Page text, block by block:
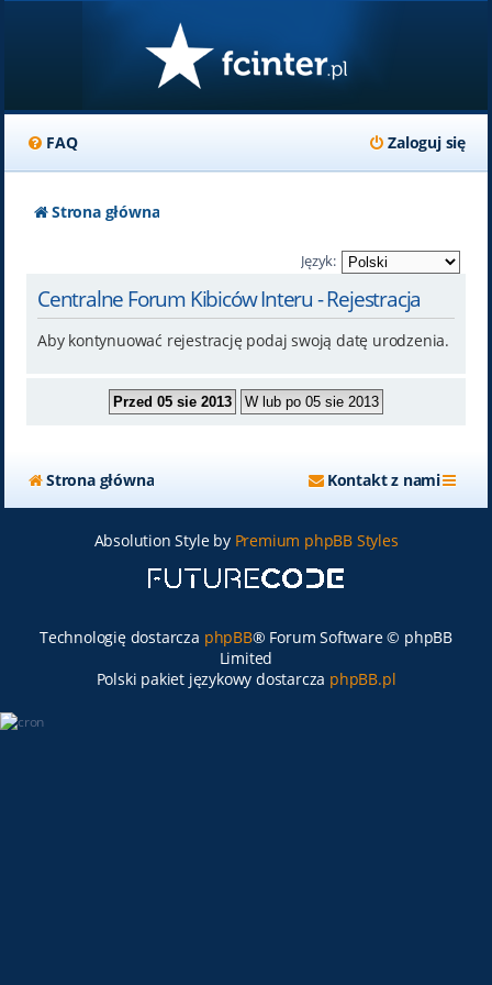
FAQ Zaloguj się
Strona główna
Język:
Centralne Forum Kibiców Interu - Rejestracja
Aby kontynuować rejestrację podaj swoją datę urodzenia.
Strona główna Kontakt z nami
Absolution Style by Premium phpBB Styles
Technologię dostarcza phpBB® Forum Software © phpBB
Limited
Polski pakiet językowy dostarcza phpBB.pl